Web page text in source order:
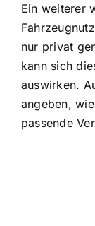
Ein weiterer
nur privat
kann sich
auswirken.
angeben,
passende